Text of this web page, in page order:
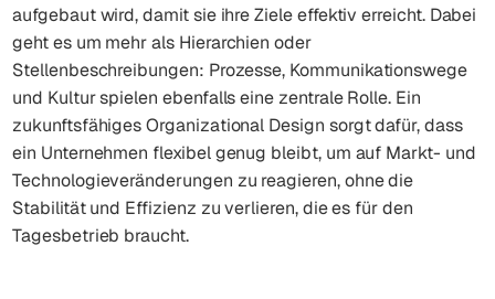
aufgebaut wird, damit sie ihre Ziele effektiv erreicht. Dabei
geht es um mehr als Hierarchien oder
Stellenbeschreibungen: Prozesse, Kommunikationswege
und Kultur spielen ebenfalls eine zentrale Rolle. Ein
zukunftsfähiges Organizational Design sorgt dafür, dass
ein Unternehmen flexibel genug bleibt, um auf Markt- und
Technologieveränderungen zu reagieren, ohne die
Stabilität und Effizienz zu verlieren, die es für den
Tagesbetrieb braucht.